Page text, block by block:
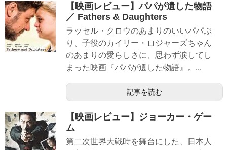
【映画レビュー】パパが遺した物語
／ Fathers & Daughters
ラッセル・クロウのあまりのいいパパぶ
り、子役のカイリー・ロジャーズちゃん
のあまりの愛らしさに、思わず涙してし
まった映画『パパが遺した物語』。...
記事を読む
【映画レビュー】ジョーカー・ゲー
ム
第二次世界大戦時を舞台にした、日本人